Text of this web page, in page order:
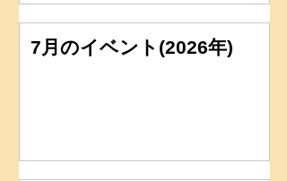
7月のイベント(2026年)